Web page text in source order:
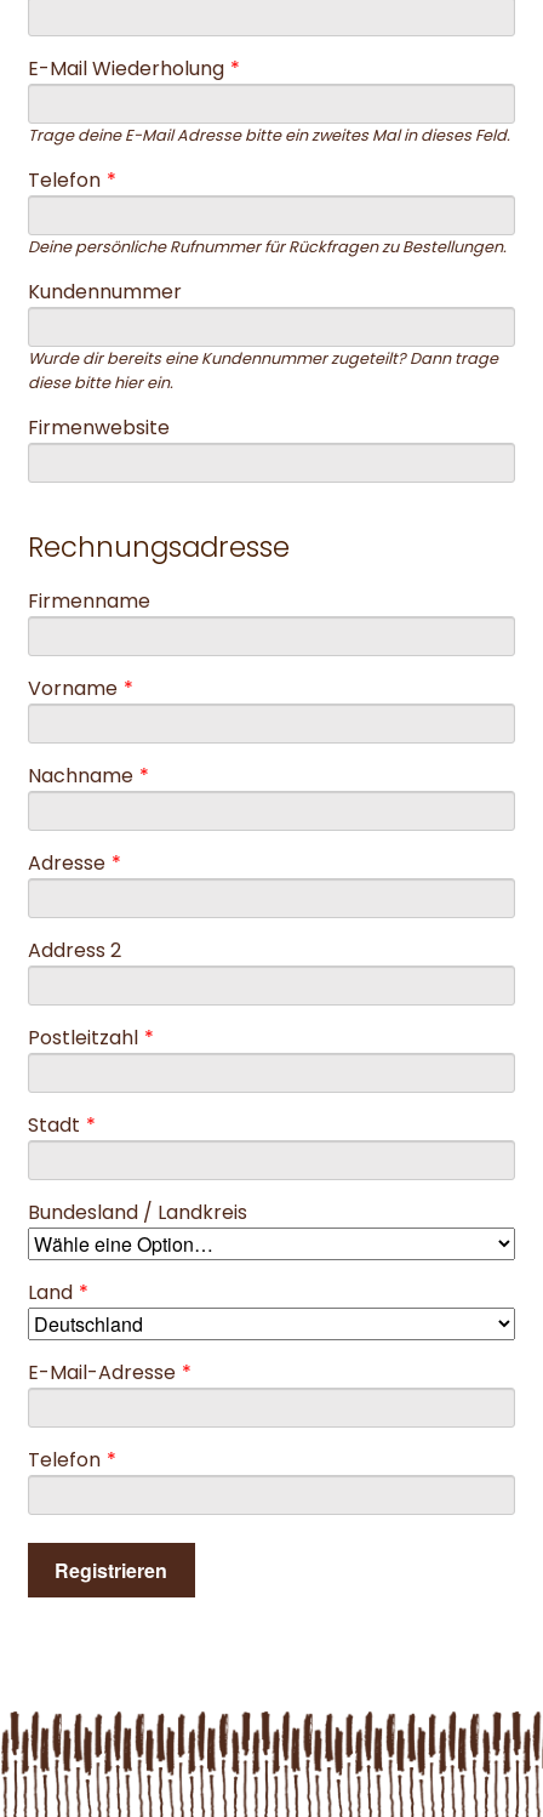
E-Mail Wiederholung *
Trage deine E-Mail Adresse bitte ein zweites Mal in dieses Feld.
Telefon *
Deine persönliche Rufnummer für Rückfragen zu Bestellungen.
Kundennummer
Wurde dir bereits eine Kundennummer zugeteilt? Dann trage
diese bitte hier ein.
Firmenwebsite
Rechnungsadresse
Firmenname
Vorname *
Nachname *
Adresse *
Address 2
Postleitzahl *
Stadt *
Bundesland / Landkreis
Land *
E-Mail-Adresse *
Telefon *